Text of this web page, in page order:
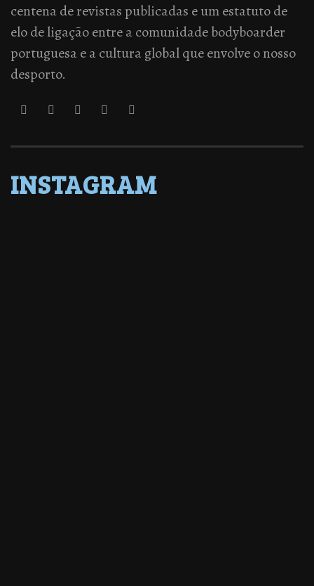
centena de revistas publicadas e um estatuto de
elo de ligação entre a comunidade bodyboarder
portuguesa e a cultura global que envolve o nosso
desporto.
INSTAGRAM